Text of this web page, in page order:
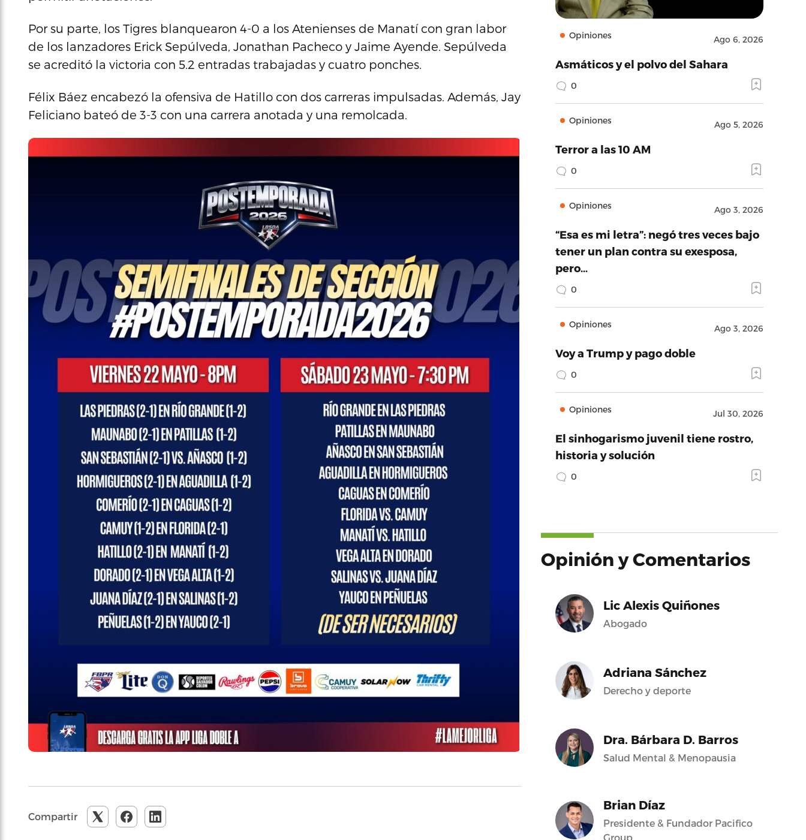
Por su parte, los Tigres blanquearon 4-0 a los Atenienses de Manatí con gran labor
de los lanzadores Erick Sepúlveda, Jonathan Pacheco y Jaime Ayende. Sepúlveda
se acreditó la victoria con 5.2 entradas trabajadas y cuatro ponches.
Félix Báez encabezó la ofensiva de Hatillo con dos carreras impulsadas. Además, Jay
Feliciano bateó de 3-3 con una carrera anotada y una remolcada.
Compartir
Opiniones Ago 6, 2026
Asmáticos y el polvo del Sahara
0
Opiniones Ago 5, 2026
Terror a las 10 AM
0
Opiniones Ago 3, 2026
“Esa es mi letra”: negó tres veces bajo
tener un plan contra su exesposa,
pero…
0
Opiniones Ago 3, 2026
Voy a Trump y pago doble
0
Opiniones Jul 30, 2026
El sinhogarismo juvenil tiene rostro,
historia y solución
0
Opinión y Comentarios
Lic Alexis Quiñones
Abogado
Adriana Sánchez
Derecho y deporte
Dra. Bárbara D. Barros
Salud Mental & Menopausia
Brian Díaz
Presidente & Fundador Pacifico
Group